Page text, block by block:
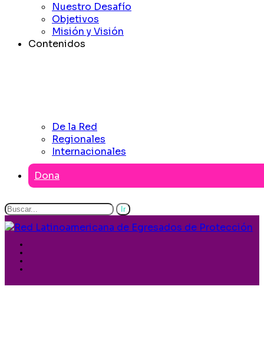
Nuestro Desafío
Objetivos
Misión y Visión
Contenidos
De la Red
Regionales
Internacionales
Dona